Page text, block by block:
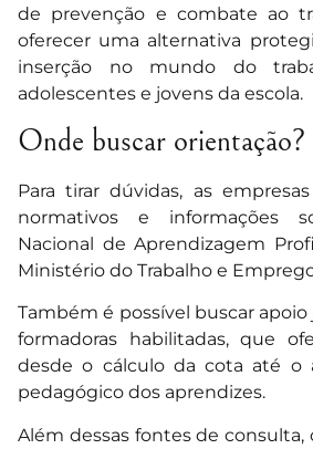
de prevenção e combate ao
oferecer uma alternativa
inserção no mundo do
adolescentes e jovens da escola.
Onde buscar orientação?
Para tirar dúvidas, as
normativos e informações
Nacional de Aprendizagem
Ministério do Trabalho e
Também é possível buscar
formadoras habilitadas, que
desde o cálculo da cota até o
pedagógico dos aprendizes.
Além dessas fontes de consulta,